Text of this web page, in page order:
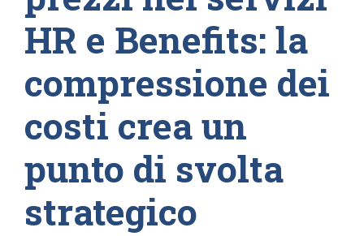
HR e Benefits: la
compressione dei
costi crea un
punto di svolta
strategico